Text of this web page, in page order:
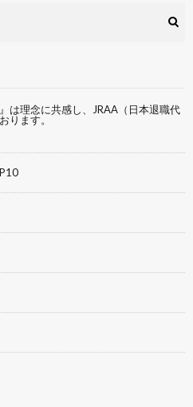
は理念に共感し、
JRAA（日本退職代
ります。